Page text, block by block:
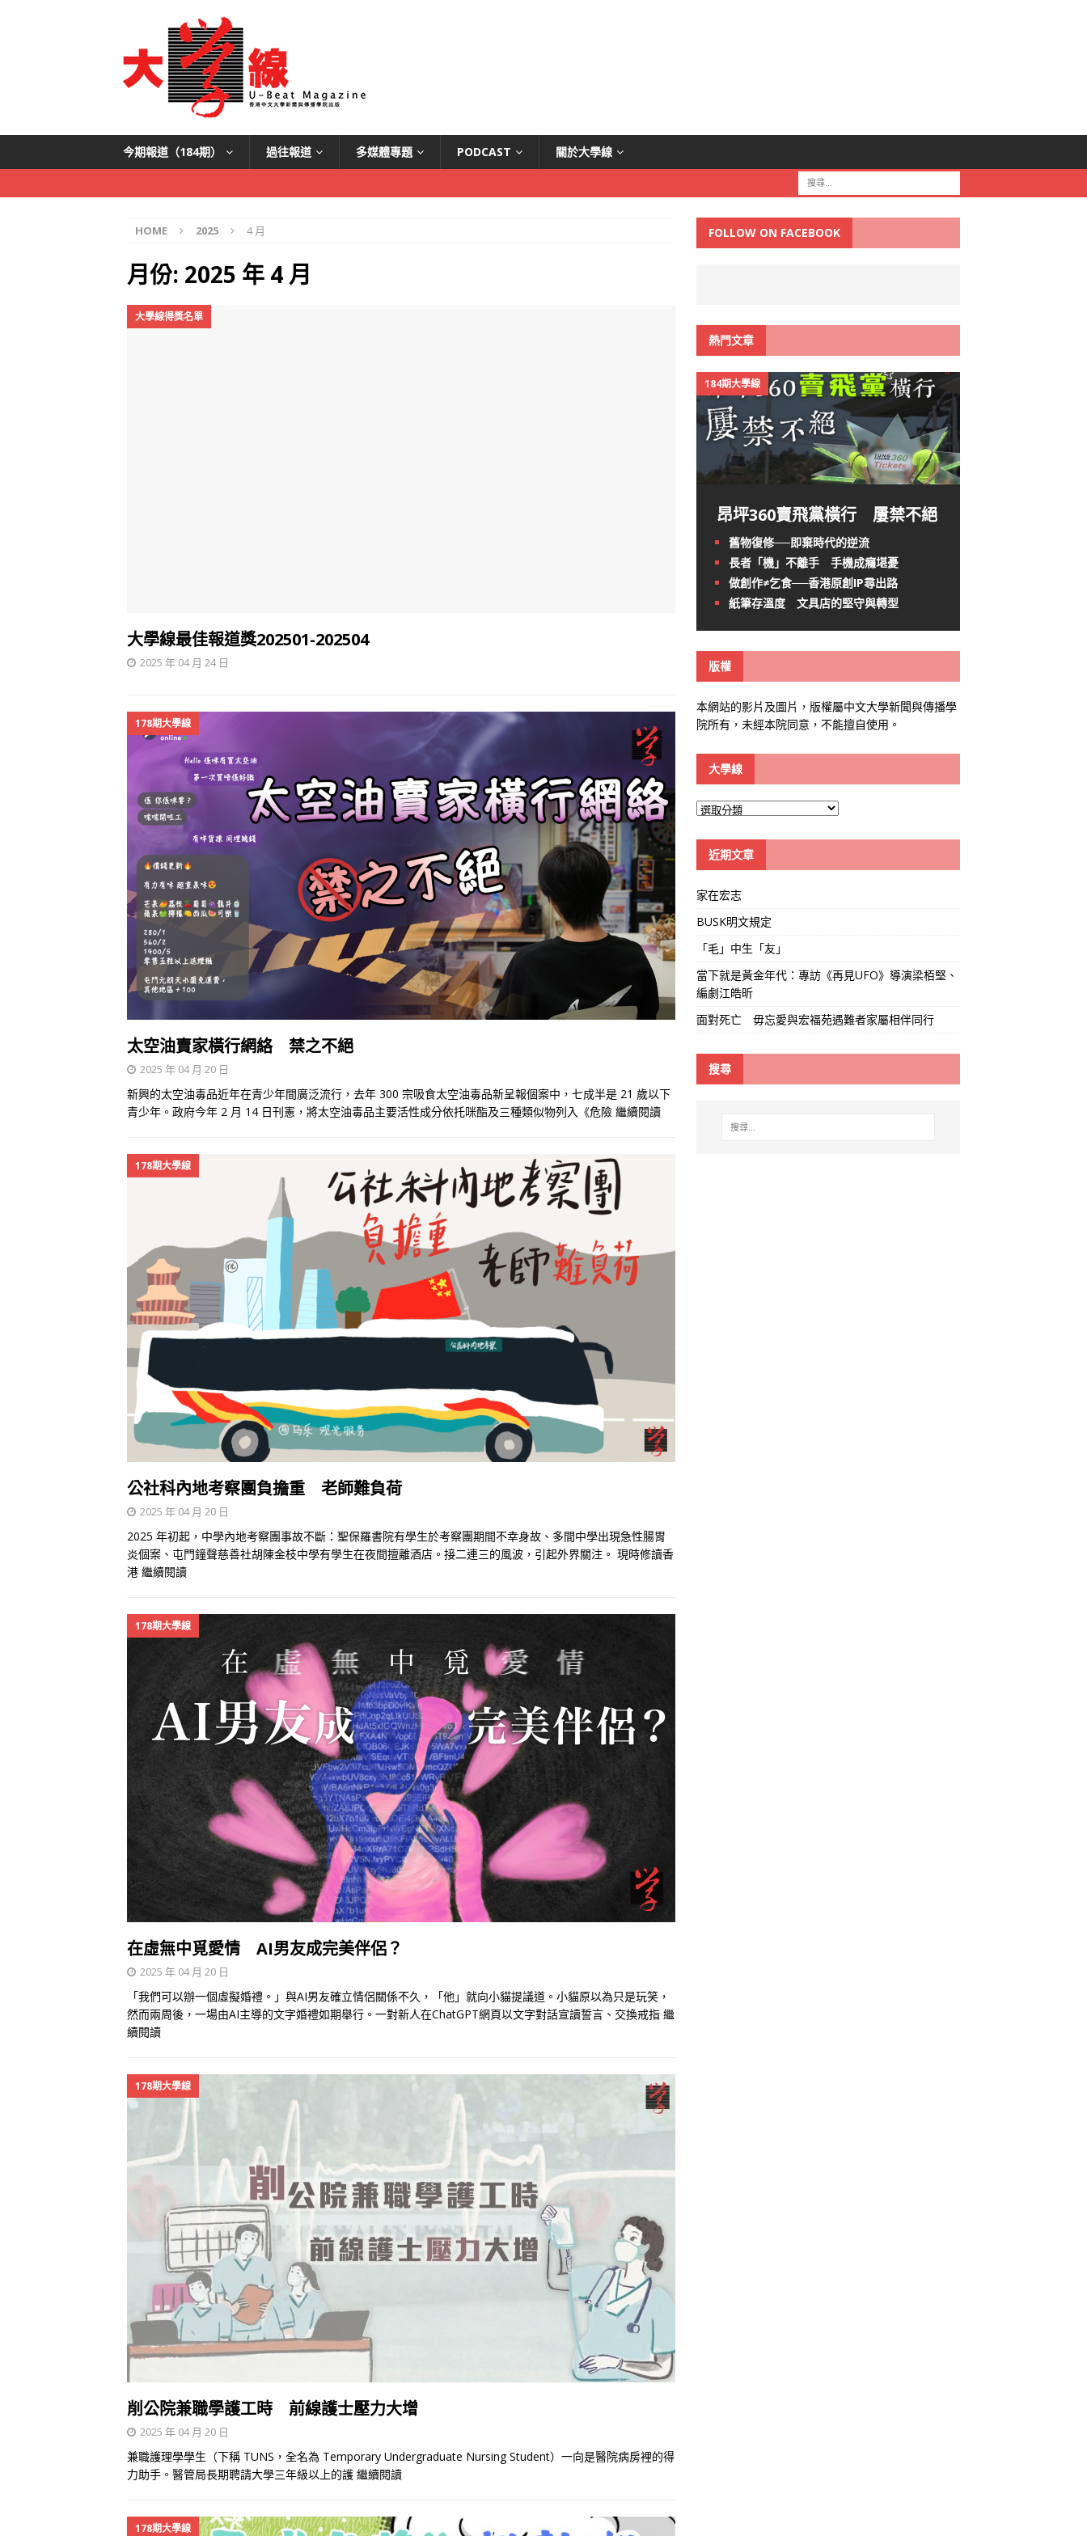
今期報道（184期） 過往報道 多媒體專題 PODCAST 關於大學線
HOME 2025 4 月
月份: 2025 年 4 月
大學線得獎名單
大學線最佳報道獎202501-202504
2025 年 04 月 24 日
178期大學線
太空油賣家橫行網絡 禁之不絕
2025 年 04 月 20 日
新興的太空油毒品近年在青少年間廣泛流行，去年 300 宗吸食太空油毒品新呈報個案中，七成半是 21 歲以下
青少年。政府今年 2 月 14 日刊憲，將太空油毒品主要活性成分依托咪酯及三種類似物列入《危險 繼續閱讀
178期大學線
公社科內地考察團負擔重 老師難負荷
2025 年 04 月 20 日
2025 年初起，中學內地考察團事故不斷：聖保羅書院有學生於考察團期間不幸身故、多間中學出現急性腸胃
炎個案、屯門鐘聲慈善社胡陳金枝中學有學生在夜間擅離酒店。接二連三的風波，引起外界關注。 現時修讀香
港 繼續閱讀
178期大學線
在虛無中覓愛情 AI男友成完美伴侶？
2025 年 04 月 20 日
「我們可以辦一個虛擬婚禮。」與AI男友確立情侶關係不久，「他」就向小貓提議道。小貓原以為只是玩笑，
然而兩周後，一場由AI主導的文字婚禮如期舉行。一對新人在ChatGPT網頁以文字對話宣讀誓言、交換戒指 繼
續閱讀
178期大學線
削公院兼職學護工時 前線護士壓力大增
2025 年 04 月 20 日
兼職護理學學生（下稱 TUNS，全名為 Temporary Undergraduate Nursing Student）一向是醫院病房裡的得
力助手。醫管局長期聘請大學三年級以上的護 繼續閱讀
178期大學線
FOLLOW ON FACEBOOK
熱門文章
184期大學線
昂坪360賣飛黨橫行 屢禁不絕
舊物復修──即棄時代的逆流
長者「機」不離手 手機成癮堪憂
做創作≠乞食──香港原創IP尋出路
紙筆存溫度 文具店的堅守與轉型
版權
本網站的影片及圖片，版權屬中文大學新聞與傳播學
院所有，未經本院同意，不能擅自使用。
大學線
大
線
近期文章
家在宏志
BUSK明文規定
「毛」中生「友」
當下就是黃金年代：專訪《再見UFO》導演梁栢堅、
編劇江皓昕
面對死亡 毋忘愛與宏福苑遇難者家屬相伴同行
搜尋